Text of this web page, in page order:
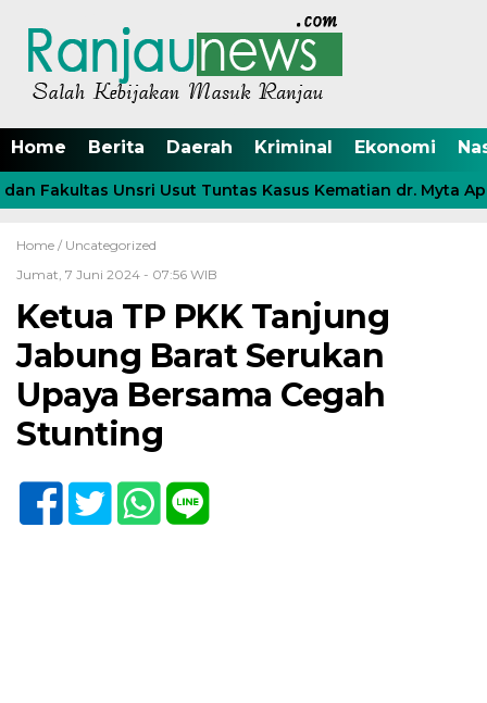
Home Berita Daerah Kriminal Ekonomi
Fakultas Unsri Usut Tuntas Kasus Kematian dr. Myta
Home / Uncategorized
Jumat, 7 Juni 2024 - 07:56 WIB
Ketua TP PKK Tanjung
Jabung Barat Serukan
Upaya Bersama Cegah
Stunting